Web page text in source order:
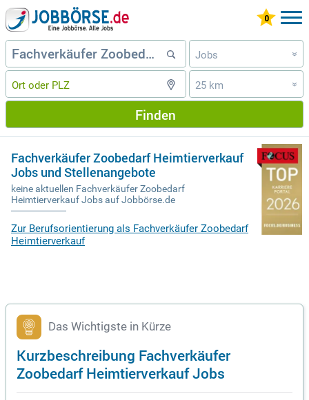
Jobs »
25 km »
Finden
Fachverkäufer Zoobedarf Heimtierverkauf
Jobs und Stellenangebote
keine aktuellen Fachverkäufer Zoobedarf
Heimtierverkauf Jobs auf Jobbörse.de
Zur Berufsorientierung als Fachverkäufer Zoobedarf
Heimtierverkauf
Das Wichtigste in Kürze
Kurzbeschreibung Fachverkäufer
Zoobedarf Heimtierverkauf Jobs